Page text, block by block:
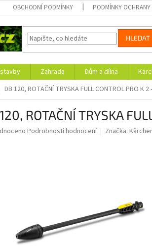
OBCHODNÍ PODMÍNKY PODMÍNKY
HLEDAT
Zahrada Dům a dílna
DB 120, ROTAČNÍ TRYSKA FULL CONTROL PRO K 2
ROTAČNÍ TRYSKA
Podrobnosti hodnocení Značka: Kärcher